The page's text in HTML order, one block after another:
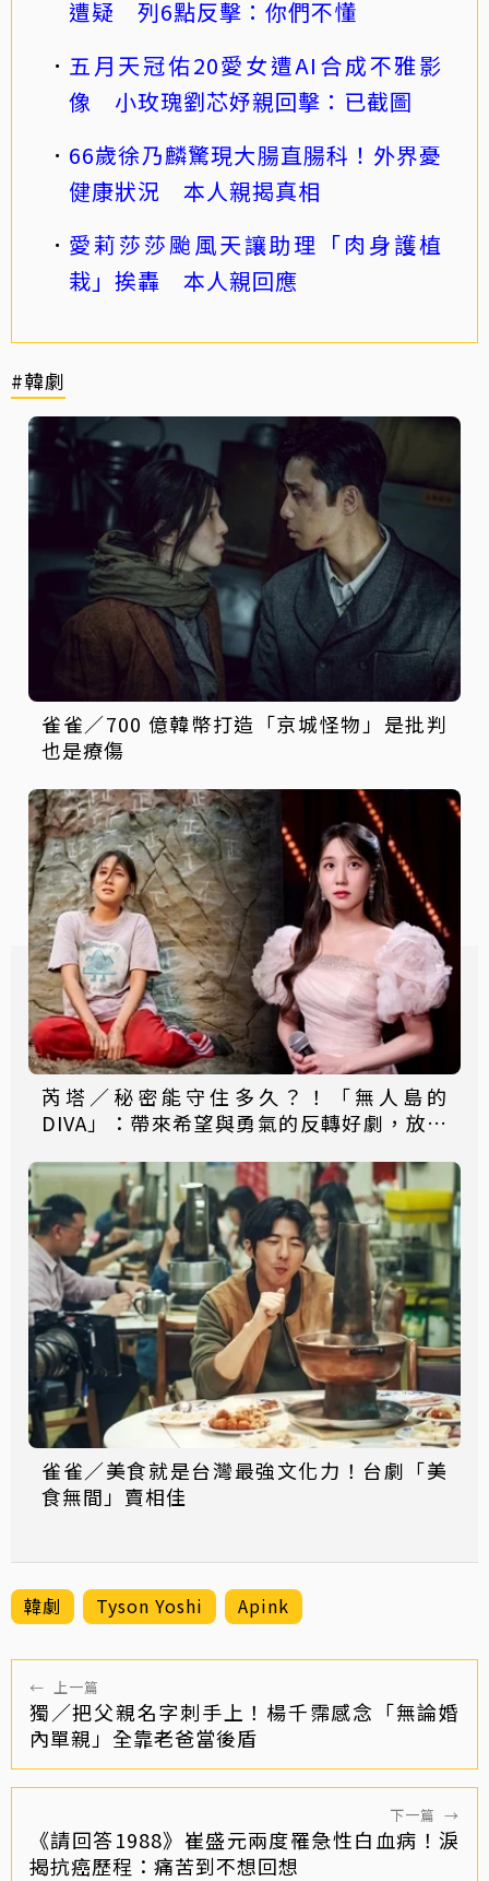
遭疑 列6點反擊：你們不懂
五月天冠佑20愛女遭AI合成不雅影
像 小玫瑰劉芯妤親回擊：已截圖
66歲徐乃麟驚現大腸直腸科！外界憂
健康狀況 本人親揭真相
愛莉莎莎颱風天讓助理「肉身護植
栽」挨轟 本人親回應
#韓劇
雀雀／700 億韓幣打造「京城怪物」是批判
也是療傷
芮塔／秘密能守住多久？！「無人島的
DIVA」：帶來希望與勇氣的反轉好劇，放手
雀雀／美食就是台灣最強文化力！台劇「美
食無間」賣相佳
韓劇 Tyson Yoshi Apink
← 上一篇
獨／把父親名字刺手上！楊千霈感念「無論婚
內單親」全靠老爸當後盾
下一篇 →
《請回答1988》崔盛元兩度罹急性白血病！淚
揭抗癌歷程：痛苦到不想回想